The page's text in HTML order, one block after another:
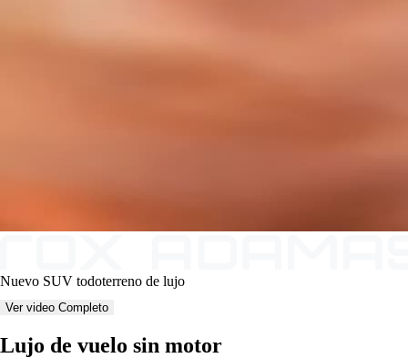
Nuevo SUV todoterreno de lujo
Ver video Completo
Lujo de vuelo sin motor